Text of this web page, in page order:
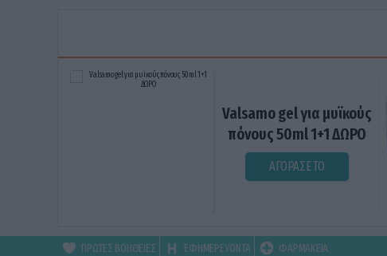
Valsamo gel για μυϊκούς
πόνους 50ml 1+1 ΔΩΡΟ
ΑΓΟΡΑΣΕ ΤΟ
ΠΡΩΤΕΣ ΒΟΗΘΕΙΕΣ ΕΦΗΜΕΡΕΥΟΝΤΑ ΦΑΡΜΑΚΕΙΑ